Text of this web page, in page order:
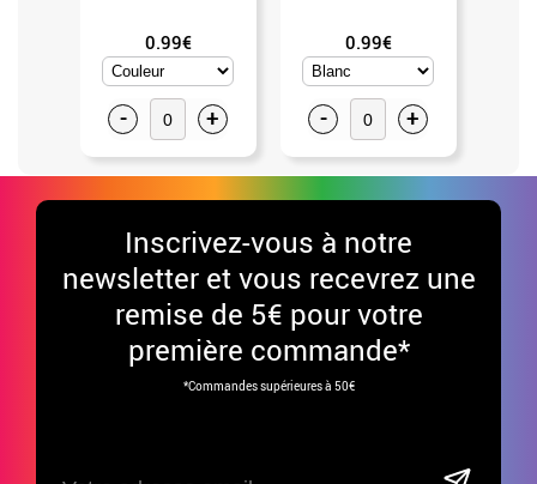
0.99€
- +
0.99€
- +
Inscrivez-vous à notre
newsletter et vous recevrez une
remise de 5€ pour votre
première commande*
*Commandes supérieures à 50€